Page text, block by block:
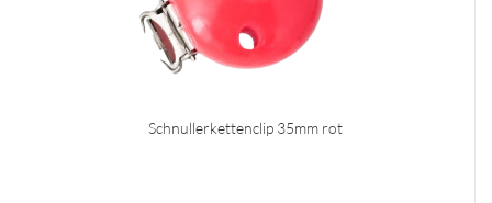
Schnullerkettenclip 35mm rot